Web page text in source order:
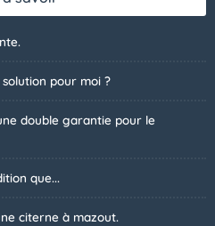
pour moi ?
double garantie pour le
que...
citerne à mazout.